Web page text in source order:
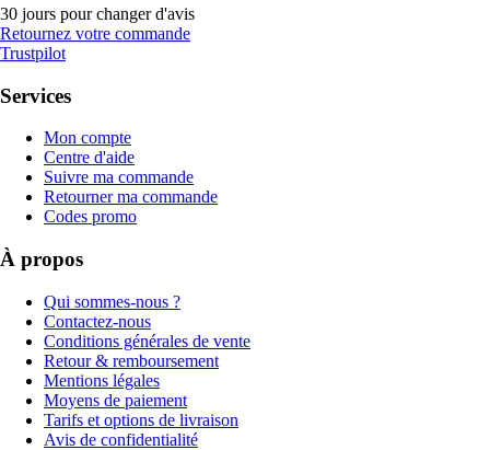
30 jours pour changer d'avis
Retournez votre commande
Trustpilot
Services
Mon compte
Centre d'aide
Suivre ma commande
Retourner ma commande
Codes promo
À propos
Qui sommes-nous ?
Contactez-nous
Conditions générales de vente
Retour & remboursement
Mentions légales
Moyens de paiement
Tarifs et options de livraison
Avis de confidentialité